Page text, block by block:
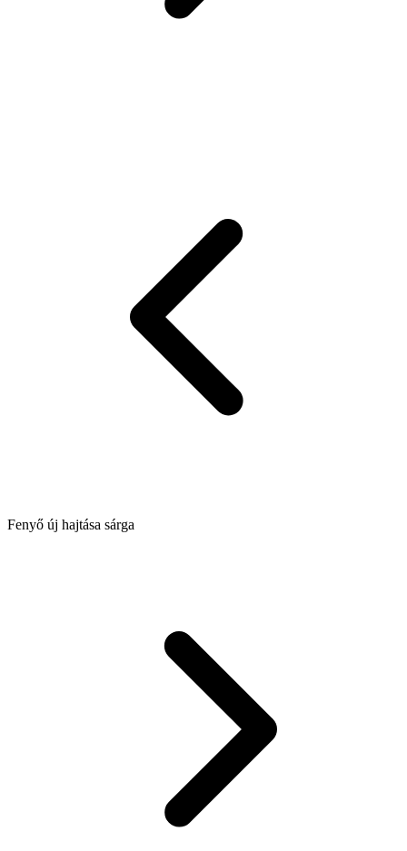
Fenyő új hajtása sárga